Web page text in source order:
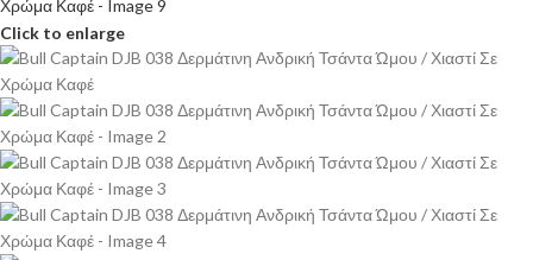
Click to enlarge